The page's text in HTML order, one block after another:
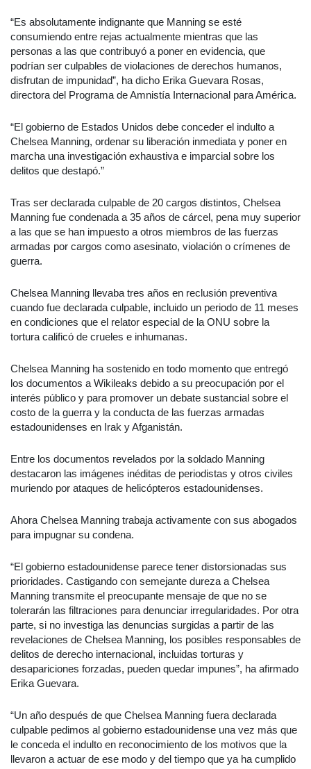
“Es absolutamente indignante que Manning se esté
consumiendo entre rejas actualmente mientras que las
personas a las que contribuyó a poner en evidencia, que
podrían ser culpables de violaciones de derechos humanos,
disfrutan de impunidad”, ha dicho Erika Guevara Rosas,
directora del Programa de Amnistía Internacional para América.
“El gobierno de Estados Unidos debe conceder el indulto a
Chelsea Manning, ordenar su liberación inmediata y poner en
marcha una investigación exhaustiva e imparcial sobre los
delitos que destapó.”
Tras ser declarada culpable de 20 cargos distintos, Chelsea
Manning fue condenada a 35 años de cárcel, pena muy superior
a las que se han impuesto a otros miembros de las fuerzas
armadas por cargos como asesinato, violación o crímenes de
guerra.
Chelsea Manning llevaba tres años en reclusión preventiva
cuando fue declarada culpable, incluido un periodo de 11 meses
en condiciones que el relator especial de la ONU sobre la
tortura calificó de crueles e inhumanas.
Chelsea Manning ha sostenido en todo momento que entregó
los documentos a Wikileaks debido a su preocupación por el
interés público y para promover un debate sustancial sobre el
costo de la guerra y la conducta de las fuerzas armadas
estadounidenses en Irak y Afganistán.
Entre los documentos revelados por la soldado Manning
destacaron las imágenes inéditas de periodistas y otros civiles
muriendo por ataques de helicópteros estadounidenses.
Ahora Chelsea Manning trabaja activamente con sus abogados
para impugnar su condena.
“El gobierno estadounidense parece tener distorsionadas sus
prioridades. Castigando con semejante dureza a Chelsea
Manning transmite el preocupante mensaje de que no se
tolerarán las filtraciones para denunciar irregularidades. Por otra
parte, si no investiga las denuncias surgidas a partir de las
revelaciones de Chelsea Manning, los posibles responsables de
delitos de derecho internacional, incluidas torturas y
desapariciones forzadas, pueden quedar impunes”, ha afirmado
Erika Guevara.
“Un año después de que Chelsea Manning fuera declarada
culpable pedimos al gobierno estadounidense una vez más que
le conceda el indulto en reconocimiento de los motivos que la
llevaron a actuar de ese modo y del tiempo que ya ha cumplido